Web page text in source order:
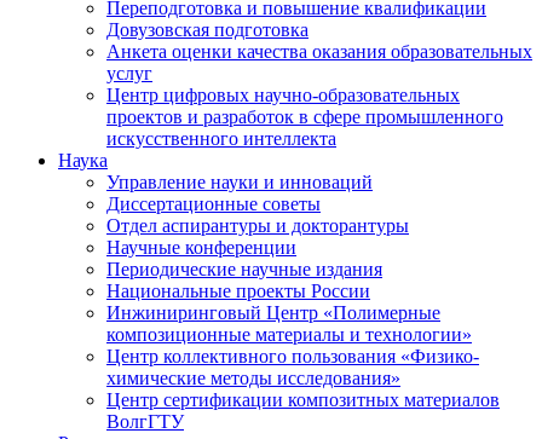
Переподготовка и повышение квалификации
Довузовская подготовка
Анкета оценки качества оказания образовательных
услуг
Центр цифровых научно-образовательных
проектов и разработок в сфере промышленного
искусственного интеллекта
Наука
Управление науки и инноваций
Диссертационные советы
Отдел аспирантуры и докторантуры
Научные конференции
Периодические научные издания
Национальные проекты России
Инжиниринговый Центр «Полимерные
композиционные материалы и технологии»
Центр коллективного пользования «Физико-
химические методы исследования»
Центр сертификации композитных материалов
ВолгГТУ